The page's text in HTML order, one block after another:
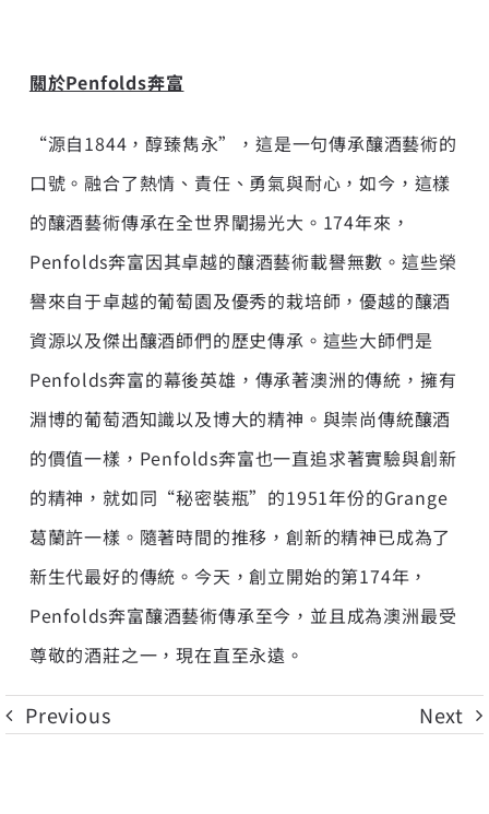
關於Penfolds奔富
“源自1844，醇臻雋永”，這是一句傳承釀酒藝術的
口號。融合了熱情、責任、勇氣與耐心，如今，這樣
的釀酒藝術傳承在全世界闡揚光大。174年來，
Penfolds奔富因其卓越的釀酒藝術載譽無數。這些榮
譽來自于卓越的葡萄園及優秀的栽培師，優越的釀酒
資源以及傑出釀酒師們的歷史傳承。這些大師們是
Penfolds奔富的幕後英雄，傳承著澳洲的傳統，擁有
淵博的葡萄酒知識以及博大的精神。與崇尚傳統釀酒
的價值一樣，Penfolds奔富也一直追求著實驗與創新
的精神，就如同“秘密裝瓶”的1951年份的Grange
葛蘭許一樣。隨著時間的推移，創新的精神已成為了
新生代最好的傳統。今天，創立開始的第174年，
Penfolds奔富釀酒藝術傳承至今，並且成為澳洲最受
尊敬的酒莊之一，現在直至永遠。
Previous Next